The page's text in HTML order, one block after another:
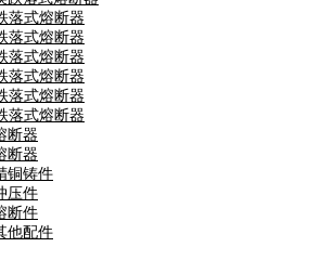
落式熔断器
落式熔断器
落式熔断器
落式熔断器
落式熔断器
落式熔断器
断器
断器
铜铸件
压件
断件
他配件